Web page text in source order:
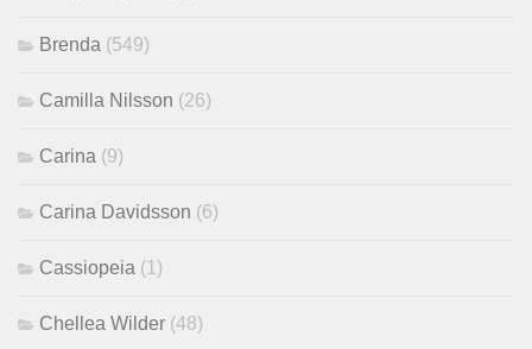
Brenda (549)
Camilla Nilsson (26)
Carina (9)
Carina Davidsson (6)
Cassiopeia (1)
Chellea Wilder (48)